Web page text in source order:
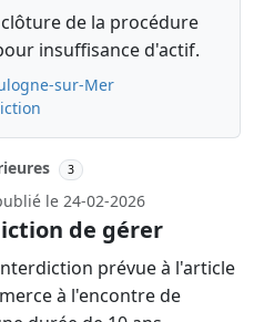
de la procédure
insuffisance d'actif.
sur-Mer
3
le 24-02-2026
de gérer
prévue à l'article
à l'encontre de